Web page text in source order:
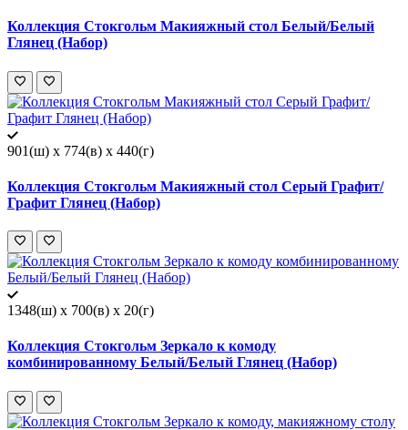
Коллекция Стокгольм Макияжный стол Белый/Белый
Глянец (Набор)
901(ш) x 774(в) x 440(г)
Коллекция Стокгольм Макияжный стол Серый Графит/
Графит Глянец (Набор)
1348(ш) x 700(в) x 20(г)
Коллекция Стокгольм Зеркало к комоду
комбинированному Белый/Белый Глянец (Набор)